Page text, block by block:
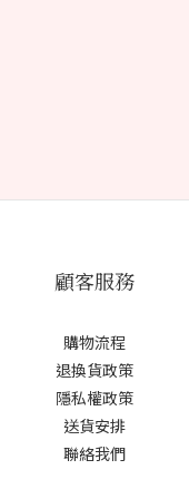
顧客服務
購物流程
退換貨政策
隱私權政策
送貨安排
聯絡我們